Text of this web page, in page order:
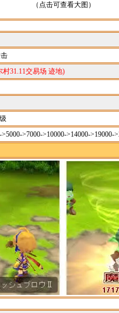
（点击可查看大图）
村31.11交易场 迹地)
>7000->10000->14000->19000-